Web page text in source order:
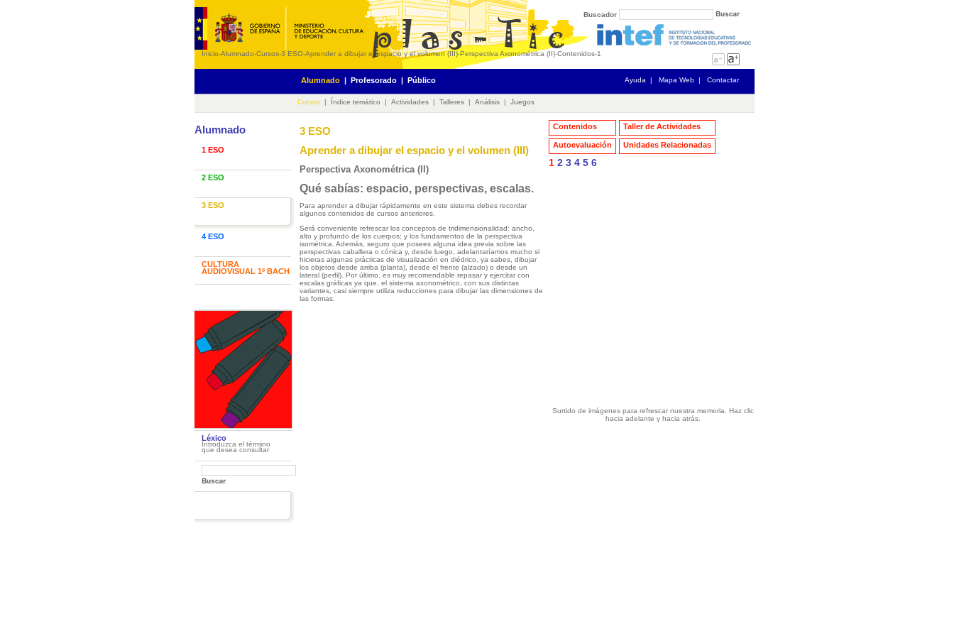
Buscador
Inicio-Alumnado-Cursos-3 ESO-Aprender a dibujar el espacio y el volumen (III)-Perspectiva Axonométrica (II)-Contenidos-1
Alumnado | Profesorado | Público Ayuda | Mapa Web | Contactar
Cursos | Índice temático | Actividades | Talleres | Análisis | Juegos
Alumnado
1 ESO
2 ESO
3 ESO
4 ESO
CULTURA
AUDIOVISUAL 1º BACH
Léxico
Introduzca el término
que desea consultar
Contenidos Taller de Actividades
Autoevaluación Unidades Relacionadas
1 2 3 4 5 6
Surtido de imágenes para refrescar nuestra memoria. Haz clic
hacia adelante y hacia atrás.
3 ESO
Aprender a dibujar el espacio y el volumen (III)
Perspectiva Axonométrica (II)
Qué sabías: espacio, perspectivas, escalas.
Para aprender a dibujar rápidamente en este sistema debes recordar
algunos contenidos de cursos anteriores.
Será conveniente refrescar los conceptos de tridimensionalidad: ancho,
alto y profundo de los cuerpos; y los fundamentos de la perspectiva
isométrica. Además, seguro que posees alguna idea previa sobre las
perspectivas caballera o cónica y, desde luego, adelantaríamos mucho si
hicieras algunas prácticas de visualización en diédrico, ya sabes, dibujar
los objetos desde arriba (planta), desde el frente (alzado) o desde un
lateral (perfil). Por último, es muy recomendable repasar y ejercitar con
escalas gráficas ya que, el sistema axonométrico, con sus distintas
variantes, casi siempre utiliza reducciones para dibujar las dimensiones de
las formas.